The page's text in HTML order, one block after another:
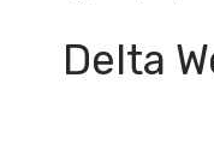
Delta